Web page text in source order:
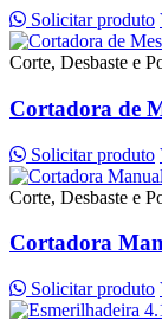
Solicitar produto
Corte, Desbaste e
Cortadora de
Solicitar produto
Corte, Desbaste e
Cortadora
Solicitar produto